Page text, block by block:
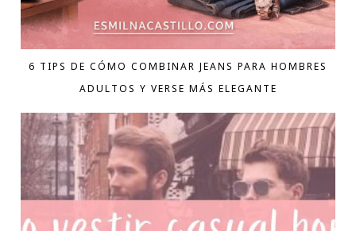
6 TIPS DE CÓMO COMBINAR JEANS PARA HOMBRES
ADULTOS Y VERSE MÁS ELEGANTE